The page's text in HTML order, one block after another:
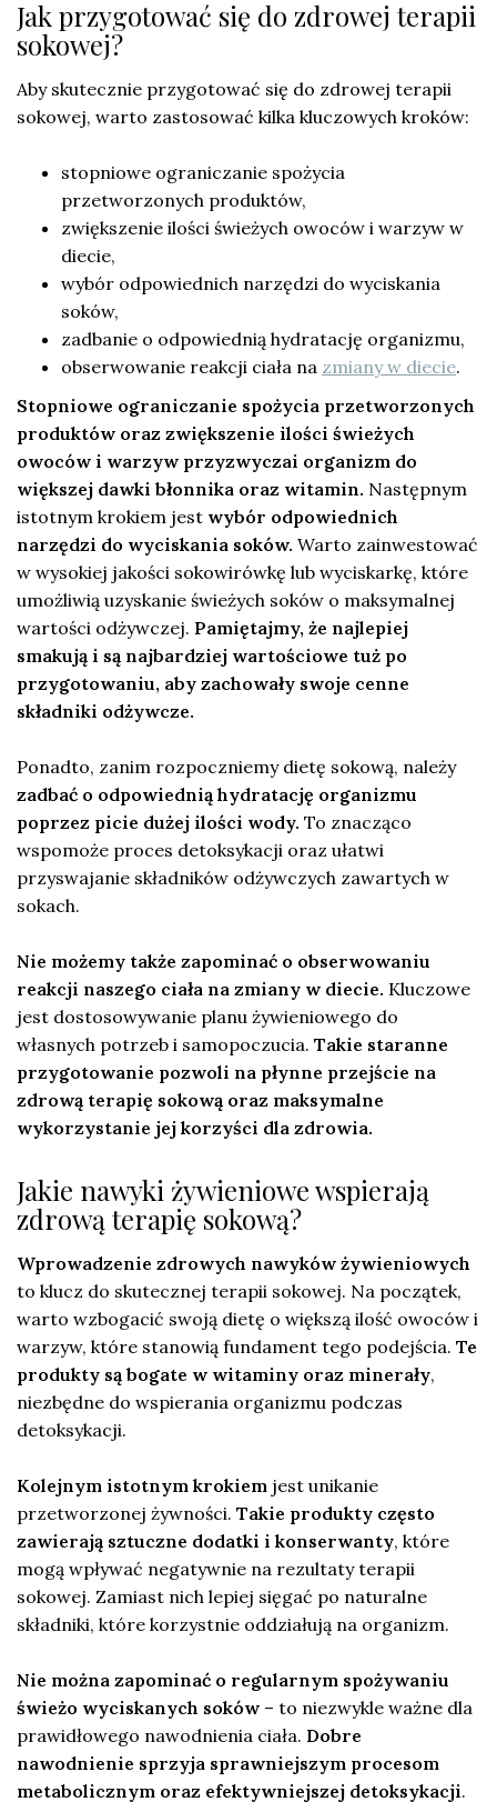
Jak przygotować się do zdrowej terapii
sokowej?
Aby skutecznie przygotować się do zdrowej terapii
sokowej, warto zastosować kilka kluczowych kroków:
stopniowe ograniczanie spożycia
przetworzonych produktów,
zwiększenie ilości świeżych owoców i warzyw w
diecie,
wybór odpowiednich narzędzi do wyciskania
soków,
zadbanie o odpowiednią hydratację organizmu,
obserwowanie reakcji ciała na zmiany w diecie.
Stopniowe ograniczanie spożycia przetworzonych
produktów oraz zwiększenie ilości świeżych
owoców i warzyw przyzwyczai organizm do
większej dawki błonnika oraz witamin. Następnym
istotnym krokiem jest wybór odpowiednich
narzędzi do wyciskania soków. Warto zainwestować
w wysokiej jakości sokowirówkę lub wyciskarkę, które
umożliwią uzyskanie świeżych soków o maksymalnej
wartości odżywczej. Pamiętajmy, że najlepiej
smakują i są najbardziej wartościowe tuż po
przygotowaniu, aby zachowały swoje cenne
składniki odżywcze.
Ponadto, zanim rozpoczniemy dietę sokową, należy
zadbać o odpowiednią hydratację organizmu
poprzez picie dużej ilości wody. To znacząco
wspomoże proces detoksykacji oraz ułatwi
przyswajanie składników odżywczych zawartych w
sokach.
Nie możemy także zapominać o obserwowaniu
reakcji naszego ciała na zmiany w diecie. Kluczowe
jest dostosowywanie planu żywieniowego do
własnych potrzeb i samopoczucia. Takie staranne
przygotowanie pozwoli na płynne przejście na
zdrową terapię sokową oraz maksymalne
wykorzystanie jej korzyści dla zdrowia.
Jakie nawyki żywieniowe wspierają
zdrową terapię sokową?
Wprowadzenie zdrowych nawyków żywieniowych
to klucz do skutecznej terapii sokowej. Na początek,
warto wzbogacić swoją dietę o większą ilość owoców i
warzyw, które stanowią fundament tego podejścia. Te
produkty są bogate w witaminy oraz minerały,
niezbędne do wspierania organizmu podczas
detoksykacji.
Kolejnym istotnym krokiem jest unikanie
przetworzonej żywności. Takie produkty często
zawierają sztuczne dodatki i konserwanty, które
mogą wpływać negatywnie na rezultaty terapii
sokowej. Zamiast nich lepiej sięgać po naturalne
składniki, które korzystnie oddziałują na organizm.
Nie można zapominać o regularnym spożywaniu
świeżo wyciskanych soków – to niezwykle ważne dla
prawidłowego nawodnienia ciała. Dobre
nawodnienie sprzyja sprawniejszym procesom
metabolicznym oraz efektywniejszej detoksykacji.